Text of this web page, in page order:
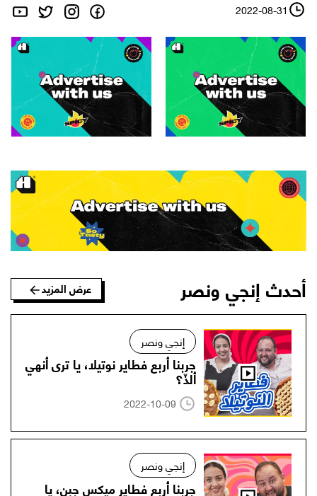
2022-08-31
أحدث إنجي ونصر عرض المزيد
إنجي ونصر
جربنا أربع فطاير نوتيلا، يا ترى أنهي
ألذّ؟
2022-10-09
إنجي ونصر
جربنا أربع فطاير ميكس جبن، يا